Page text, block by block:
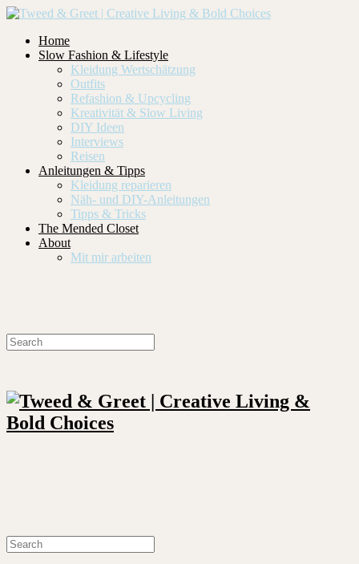
Home
Slow Fashion & Lifestyle
Kleidung Wertschätzung
Outfits
Refashion & Upcycling
Kreativität & Slow Living
DIY Ideen
Interviews
Reisen
Anleitungen & Tipps
Kleidung reparieren
Näh- und DIY-Anleitungen
Tipps & Tricks
The Mended Closet
About
Mit mir arbeiten